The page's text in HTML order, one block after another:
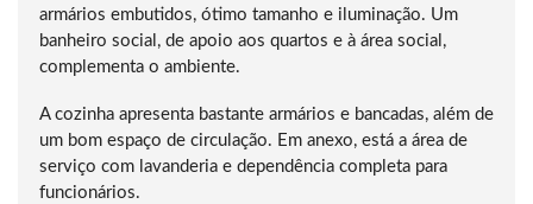
armários embutidos, ótimo tamanho e iluminação. Um
banheiro social, de apoio aos quartos e à área social,
complementa o ambiente.
A cozinha apresenta bastante armários e bancadas, além de
um bom espaço de circulação. Em anexo, está a área de
serviço com lavanderia e dependência completa para
funcionários.